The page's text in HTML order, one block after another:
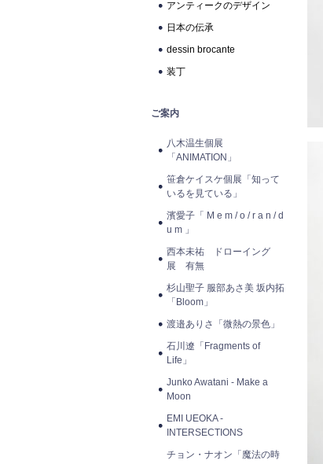
アンティークのデザイン
日本の伝承
dessin brocante
装丁
ご案内
八木温生個展
「ANIMATION」
笹倉ケイスケ個展「知って
いるを見ている」
濱愛子「 M e m / o / r a n / d
u m 」
西本未祐 ドローイング
展 有無
杉山聖子 服部あさ美 坂内拓
「Bloom」
渡邉ありさ「微熱の景色」
石川遼「Fragments of
Life」
Junko Awatani - Make a
Moon
EMI UEOKA -
INTERSECTIONS
チョン・ナオン「魔法の時